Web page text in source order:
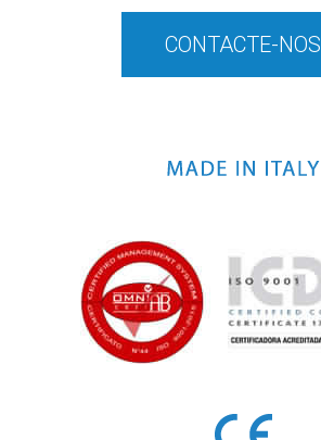
CONTACTE-NOS